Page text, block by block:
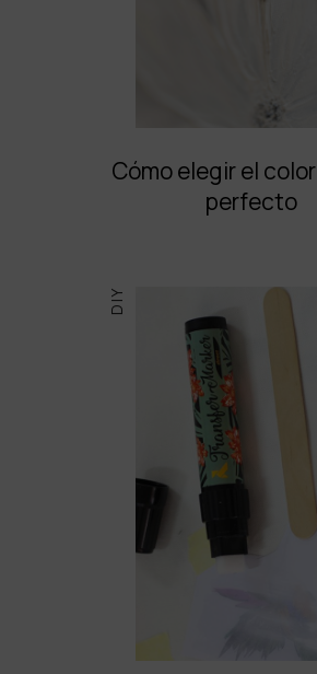
Cómo elegir el
perfecto
DIY